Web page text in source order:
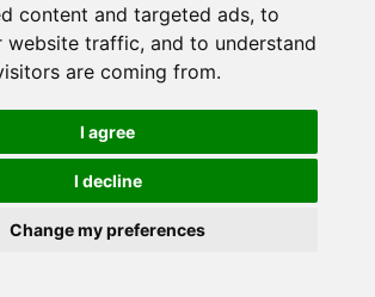
content and targeted ads, to
website traffic, and to understand
are coming from.
I agree
I decline
Change my preferences